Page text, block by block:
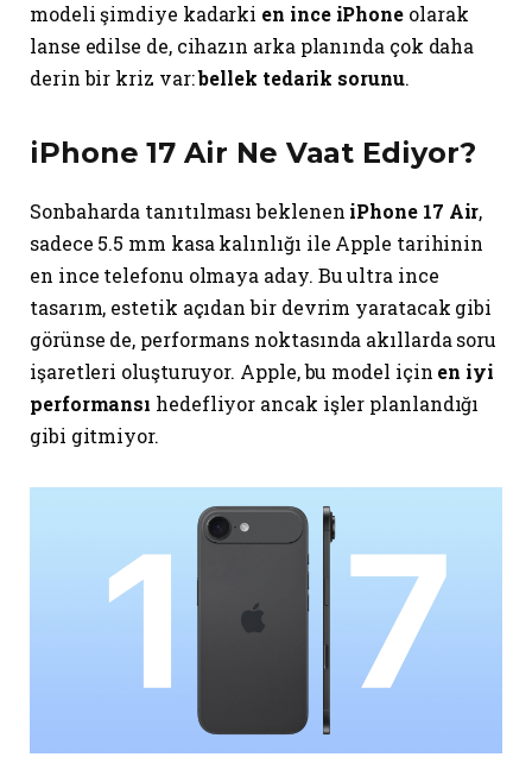
modeli şimdiye kadarki en ince iPhone olarak
lanse edilse de, cihazın arka planında çok daha
derin bir kriz var:bellek tedarik sorunu.
iPhone 17 Air Ne Vaat Ediyor?
Sonbaharda tanıtılması beklenen iPhone 17 Air,
sadece 5.5 mm kasa kalınlığı ile Apple tarihinin
en ince telefonu olmaya aday. Bu ultra ince
tasarım, estetik açıdan bir devrim yaratacak gibi
görünse de, performans noktasında akıllarda soru
işaretleri oluşturuyor. Apple, bu model için en iyi
performansı hedefliyor ancak işler planlandığı
gibi gitmiyor.